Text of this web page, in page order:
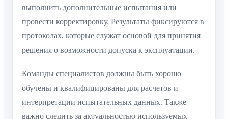
выполнить дополнительные испытания или
провести корректировку. Результаты фиксируются в
протоколах, которые служат основой для принятия
решения о возможности допуска к эксплуатации.
Команды специалистов должны быть хорошо
обучены и квалифицированы для расчетов и
интерпретации испытательных данных. Также
важно следить за актуальностью используемых